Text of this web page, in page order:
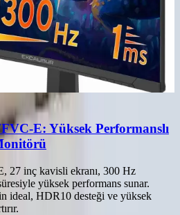
E: Yüksek Performanslı
27 inç kavisli ekranı, 300 Hz
yüksek performans sunar.
ideal, HDR10 desteği ve yüksek